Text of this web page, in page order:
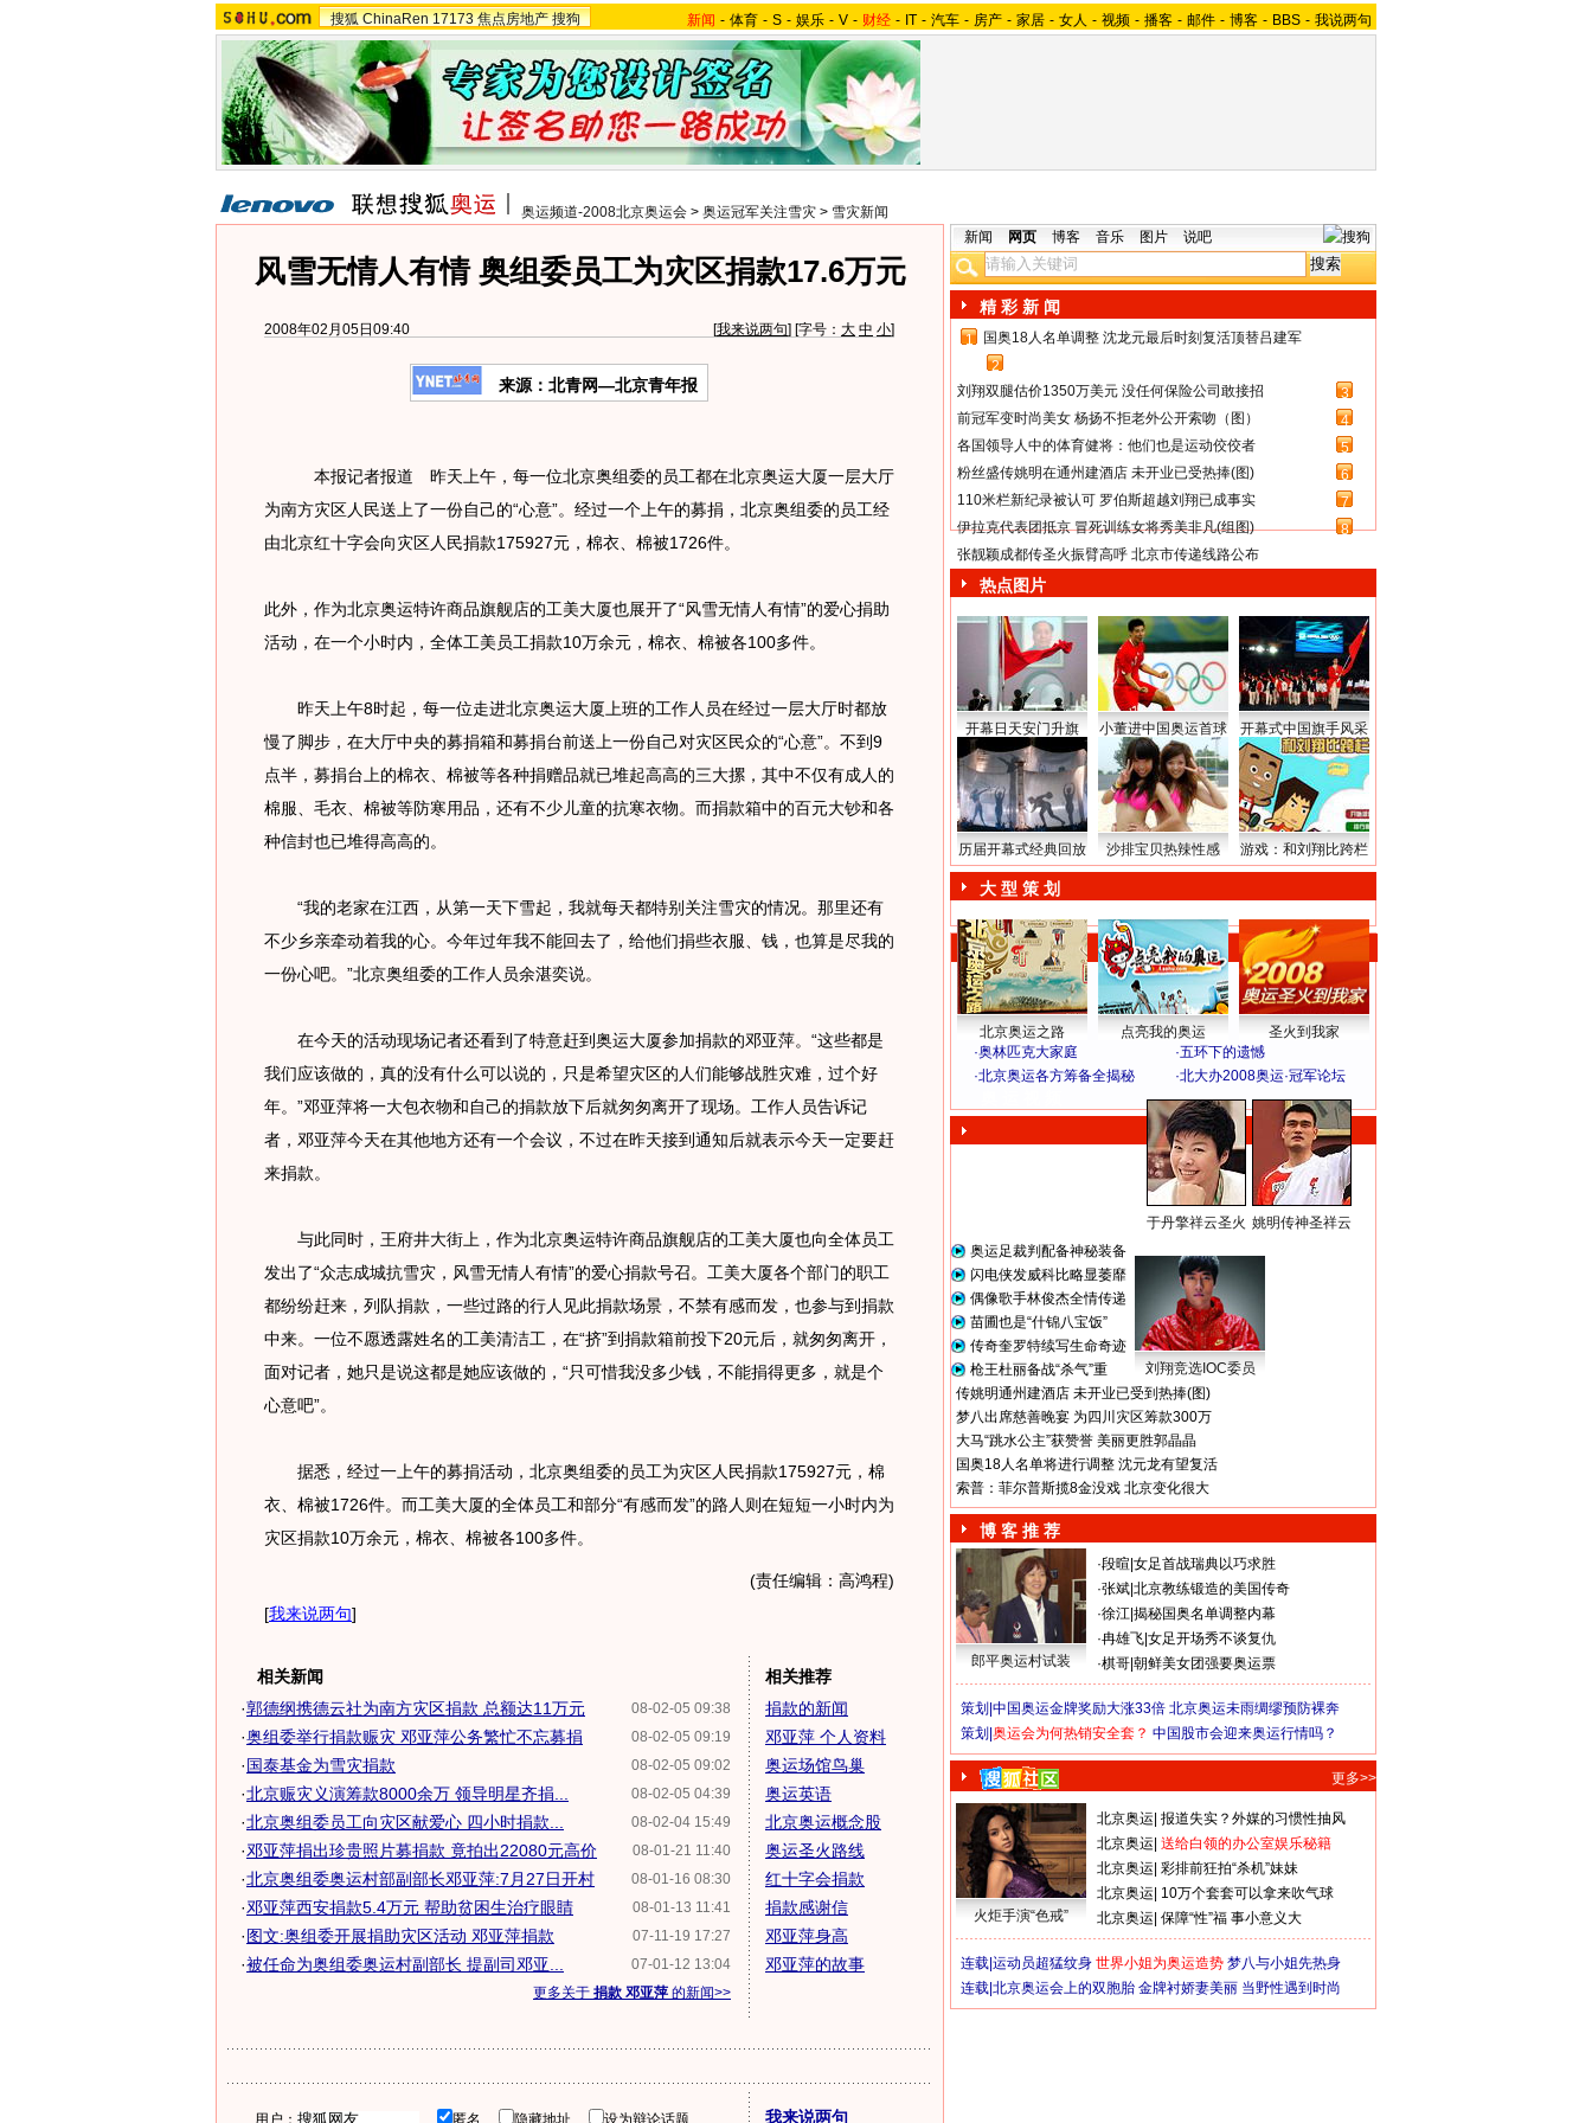
搜狐 ChinaRen 17173 焦点房地产 搜狗 新闻 - 体育 - S - 娱乐 - V - 财经 - IT - 汽车 - 房产 - 家居 - 女人 - 视频 - 播客 - 邮件 - 博客 - BBS - 我说两句
奥运频道-2008北京奥运会 > 奥运冠军关注雪灾 > 雪灾新闻
风雪无情人有情 奥组委员工为灾区捐款17.6万元
2008年02月05日09:40 [我来说两句] [字号： 大 中 小]
来源：北青网—北京青年报
本报记者报道 昨天上午，每一位北京奥组委的员工都在北京奥运大厦一层大厅
为南方灾区人民送上了一份自己的“心意”。经过一个上午的募捐，北京奥组委的员工经
由北京红十字会向灾区人民捐款175927元，棉衣、棉被1726件。
此外，作为北京奥运特许商品旗舰店的工美大厦也展开了“风雪无情人有情”的爱心捐助
活动，在一个小时内，全体工美员工捐款10万余元，棉衣、棉被各100多件。
昨天上午8时起，每一位走进北京奥运大厦上班的工作人员在经过一层大厅时都放
慢了脚步，在大厅中央的募捐箱和募捐台前送上一份自己对灾区民众的“心意”。不到9
点半，募捐台上的棉衣、棉被等各种捐赠品就已堆起高高的三大摞，其中不仅有成人的
棉服、毛衣、棉被等防寒用品，还有不少儿童的抗寒衣物。而捐款箱中的百元大钞和各
种信封也已堆得高高的。
“我的老家在江西，从第一天下雪起，我就每天都特别关注雪灾的情况。那里还有
不少乡亲牵动着我的心。今年过年我不能回去了，给他们捐些衣服、钱，也算是尽我的
一份心吧。”北京奥组委的工作人员余湛奕说。
在今天的活动现场记者还看到了特意赶到奥运大厦参加捐款的邓亚萍。“这些都是
我们应该做的，真的没有什么可以说的，只是希望灾区的人们能够战胜灾难，过个好
年。”邓亚萍将一大包衣物和自己的捐款放下后就匆匆离开了现场。工作人员告诉记
者，邓亚萍今天在其他地方还有一个会议，不过在昨天接到通知后就表示今天一定要赶
来捐款。
与此同时，王府井大街上，作为北京奥运特许商品旗舰店的工美大厦也向全体员工
发出了“众志成城抗雪灾，风雪无情人有情”的爱心捐款号召。工美大厦各个部门的职工
都纷纷赶来，列队捐款，一些过路的行人见此捐款场景，不禁有感而发，也参与到捐款
中来。一位不愿透露姓名的工美清洁工，在“挤”到捐款箱前投下20元后，就匆匆离开，
面对记者，她只是说这都是她应该做的，“只可惜我没多少钱，不能捐得更多，就是个
心意吧”。
据悉，经过一上午的募捐活动，北京奥组委的员工为灾区人民捐款175927元，棉
衣、棉被1726件。而工美大厦的全体员工和部分“有感而发”的路人则在短短一小时内为
灾区捐款10万余元，棉衣、棉被各100多件。
(责任编辑：高鸿程)
[我来说两句]
相关新闻
08-02-05 09:38
·郭德纲携德云社为南方灾区捐款 总额达11万元
08-02-05 09:19
·奥组委举行捐款赈灾 邓亚萍公务繁忙不忘募捐
08-02-05 09:02
·国泰基金为雪灾捐款
08-02-05 04:39
·北京赈灾义演筹款8000余万 领导明星齐捐...
08-02-04 15:49
·北京奥组委员工向灾区献爱心 四小时捐款...
08-01-21 11:40
·邓亚萍捐出珍贵照片募捐款 竟拍出22080元高价
08-01-16 08:30
·北京奥组委奥运村部副部长邓亚萍:7月27日开村
08-01-13 11:41
·邓亚萍西安捐款5.4万元 帮助贫困生治疗眼睛
07-11-19 17:27
·图文:奥组委开展捐助灾区活动 邓亚萍捐款
07-01-12 13:04
·被任命为奥组委奥运村副部长 提副司邓亚...
更多关于 捐款 邓亚萍 的新闻>>
相关推荐
捐款的新闻
邓亚萍 个人资料
奥运场馆鸟巢
奥运英语
北京奥运概念股
奥运圣火路线
红十字会捐款
捐款感谢信
邓亚萍身高
邓亚萍的故事
用户： 匿名 隐藏地址 设为辩论话题 我来说两句
新闻 网页 博客 音乐 图片 说吧
精 彩 新 闻
1
国奥18人名单调整 沈龙元最后时刻复活顶替吕建军
2
刘翔双腿估价1350万美元 没任何保险公司敢接招
3
前冠军变时尚美女 杨扬不拒老外公开索吻（图）
4
各国领导人中的体育健将：他们也是运动佼佼者
5
粉丝盛传姚明在通州建酒店 未开业已受热捧(图)
6
110米栏新纪录被认可 罗伯斯超越刘翔已成事实
7
伊拉克代表团抵京 冒死训练女将秀美非凡(组图)
8
张靓颖成都传圣火振臂高呼 北京市传递线路公布
热点图片
开幕日天安门升旗 小董进中国奥运首球 开幕式中国旗手风采
历届开幕式经典回放 沙排宝贝热辣性感 游戏：和刘翔比跨栏
大 型 策 划
北京奥运之路 点亮我的奥运
圣火到我家
·奥林匹克大家庭 ·五环下的遗憾
·北京奥运各方筹备全揭秘 ·北大办2008奥运·冠军论坛
于丹擎祥云圣火 姚明传神圣祥云
奥运足裁判配备神秘装备
闪电侠发威科比略显萎靡
偶像歌手林俊杰全情传递
苗圃也是“什锦八宝饭”
传奇奎罗特续写生命奇迹
枪王杜丽备战“杀气”重
刘翔竞选IOC委员
传姚明通州建酒店 未开业已受到热捧(图)
梦八出席慈善晚宴 为四川灾区筹款300万
大马“跳水公主”获赞誉 美丽更胜郭晶晶
国奥18人名单将进行调整 沈元龙有望复活
索普：菲尔普斯揽8金没戏 北京变化很大
博 客 推 荐
郎平奥运村试装
·段暄 女足首战瑞典以巧求胜
·张斌 北京教练锻造的美国传奇
·徐江 揭秘国奥名单调整内幕
·冉雄飞 女足开场秀不谈复仇
·棋哥 朝鲜美女团强要奥运票
策划| 中国奥运金牌奖励大涨33倍 北京奥运未雨绸缪预防裸奔
策划| 奥运会为何热销安全套？ 中国股市会迎来奥运行情吗？
更多>>
火炬手演“色戒”
北京奥运 报道失实？外媒的习惯性抽风
北京奥运 送给白领的办公室娱乐秘籍
北京奥运 彩排前狂拍“杀机”妹妹
北京奥运 10万个套套可以拿来吹气球
北京奥运 保障“性”福 事小意义大
连载| 运动员超猛纹身 世界小姐为奥运造势 梦八与小姐先热身
连载| 北京奥运会上的双胞胎 金牌衬娇妻美丽 当野性遇到时尚